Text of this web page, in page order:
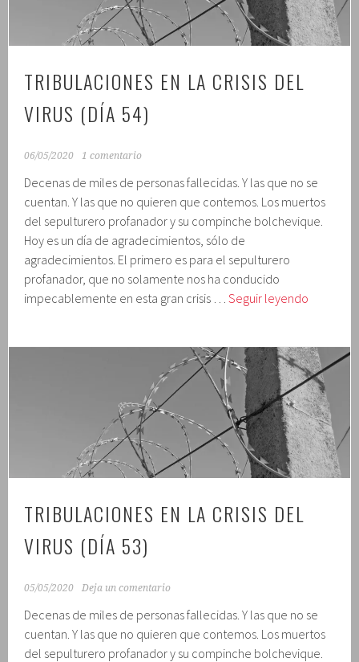
TRIBULACIONES EN LA CRISIS DEL
VIRUS (DÍA 54)
06/05/2020 1 comentario
Decenas de miles de personas fallecidas. Y las que no se
cuentan. Y las que no quieren que contemos. Los muertos
del sepulturero profanador y su compinche bolchevique.
Hoy es un día de agradecimientos, sólo de
agradecimientos. El primero es para el sepulturero
profanador, que no solamente nos ha conducido
impecablemente en esta gran crisis …Seguir leyendo
crisis
del
virus
(día
54)
TRIBULACIONES EN LA CRISIS DEL
VIRUS (DÍA 53)
05/05/2020 Deja un comentario
Decenas de miles de personas fallecidas. Y las que no se
cuentan. Y las que no quieren que contemos. Los muertos
del sepulturero profanador y su compinche bolchevique.